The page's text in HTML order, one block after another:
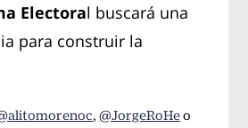
Electoral buscará una
para construir la
,@JorgeRoHeo